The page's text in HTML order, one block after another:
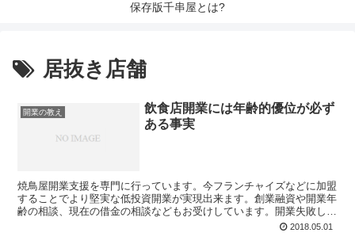
保存版千串屋とは?
居抜き店舗
開業の教え
飲食店開業には年齢的優位が必ず
ある事実
焼鳥屋開業支援を専門に行っています。今フランチャイズなどに加盟
することでより堅実な低投資開業が実現出来ます。創業融資や開業年
齢の相談、現在の借金の相談などもお受けしています。開業失敗して
しまう人には理由があります。失敗しない独立開業の方法 2018.05.01